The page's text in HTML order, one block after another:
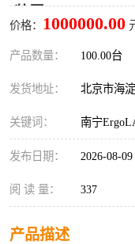
价格： 1000000.00
产品数量： 100.00台
发货地址： 北京市海
关键词： 南宁
发布日期： 2026-08-09
阅 读 量： 337
产品描述